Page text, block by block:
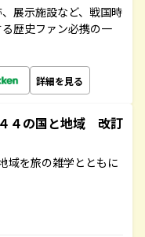
展示施設など、戦国時
歴史ファン必携の一
詳細を見る
４の国と地域 改訂
域を旅の雑学とともに